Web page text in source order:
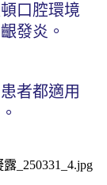
口腔環境
發炎。
者都適用